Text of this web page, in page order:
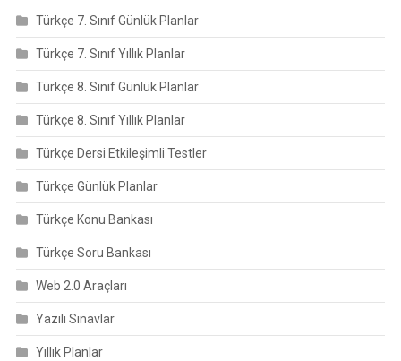
Türkçe 7. Sınıf Günlük Planlar
Türkçe 7. Sınıf Yıllık Planlar
Türkçe 8. Sınıf Günlük Planlar
Türkçe 8. Sınıf Yıllık Planlar
Türkçe Dersi Etkileşimli Testler
Türkçe Günlük Planlar
Türkçe Konu Bankası
Türkçe Soru Bankası
Web 2.0 Araçları
Yazılı Sınavlar
Yıllık Planlar